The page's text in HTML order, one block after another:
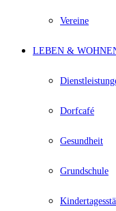
Vereine
LEBEN &
Dorfcafé
Gesundheit
Grundschule